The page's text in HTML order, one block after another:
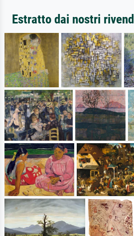
Estratto dai nostri